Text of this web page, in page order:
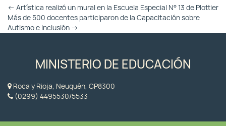
Otras
Entradas
← Artística realizó un mural en la Escuela Especial N° 13 de Plottier
Más de 500 docentes participaron de la Capacitación sobre
Autismo e Inclusión →
MINISTERIO DE EDUCACIÓN
Roca y Rioja, Neuquén, CP8300
(0299) 4495530/5533